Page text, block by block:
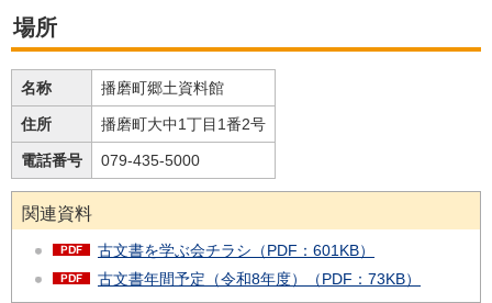
場所
名称 播磨町郷土資料館
住所 播磨町大中1丁目1番2号
電話番号 079-435-5000
関連資料
古文書を学ぶ会チラシ（PDF：601KB）
古文書年間予定（令和8年度）（PDF：73KB）